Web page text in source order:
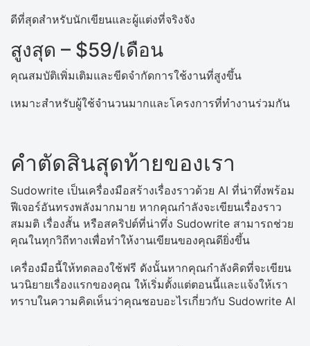
ดีที่สุดสำหรับนักเขียนและผู้แต่งที่จริงจัง
สูงสุด – $59/เดือน
คุณสมบัติเพิ่มเติมและขีดจำกัดการใช้งานที่สูงขึ้น
เหมาะสำหรับผู้ใช้จำนวนมากและโครงการที่ทำงานร่วมกัน
คำตัดสินสุดท้ายของเรา
Sudowrite เป็นเครื่องมือสร้างเรื่องราวด้วย AI ที่น่าทึ่งพร้อม
ฟีเจอร์อันทรงพลังมากมาย หากคุณกำลังจะเขียนเรื่องราว
สมมติ เรื่องสั้น หรือสคริปต์ที่น่าทึ่ง Sudowrite สามารถช่วย
คุณในทุกวิถีทางเพื่อทำให้งานเขียนของคุณดียิ่งขึ้น
เครื่องมือนี้ให้ทดลองใช้ฟรี ดังนั้นหากคุณกำลังคิดที่จะเขียน
นวนิยายเรื่องแรกของคุณ ให้เริ่มตั้งแต่ตอนนี้และแจ้งให้เรา
ทราบในความคิดเห็นว่าคุณชอบอะไรเกี่ยวกับ Sudowrite AI